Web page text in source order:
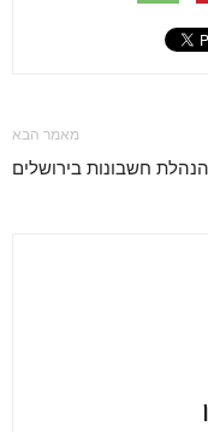
מאמר הבא
הנהלת חשבונות בירושלים